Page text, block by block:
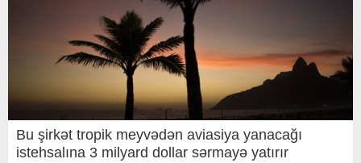
Bu şirkət tropik meyvədən aviasiya yanacağı
istehsalına 3 milyard dollar sərmayə yatırır